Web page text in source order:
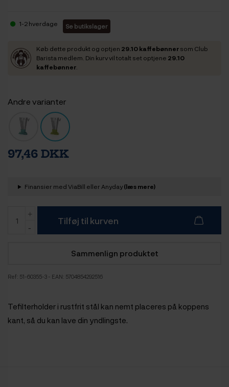
1-2 hverdage Se butikslager
Køb dette produkt og optjen 29.10 kaffebønnersom Club
Barista medlem. Din kurv vil totalt set optjene 29.10
kaffebønner
Andre varianter
97,46 DKK
Finansier med ViaBill eller Anyday(læs mere)
Tilføj til kurven
Sammenlign produktet
Ref: 51-60355-3 - EAN: 5704854292516
Tefilterholder i rustfrit stål kan nemt placeres på koppens
kant, så du kan lave din yndlingste.